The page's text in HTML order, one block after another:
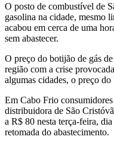
O posto de combustível de
gasolina na cidade, mesmo
acabou em cerca de uma
sem abastecer.
O preço do botijão de gás
região com a crise
algumas cidades, o preço
Em Cabo Frio
distribuidora de São
a R$ 80 nesta terça-feira,
retomada do abastecimento.